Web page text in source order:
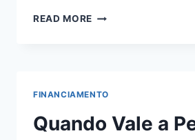
READ MORE COMO
LOJA
FINANCIAMENTO
Quando Vale a